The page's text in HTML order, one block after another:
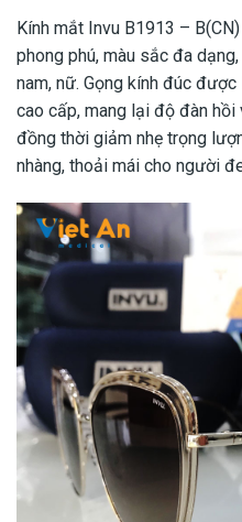
Kính mắt Invu B1913 –
phong phú, màu sắc đa
nam, nữ. Gọng kính đúc
cao cấp, mang lại độ đàn
đồng thời giảm nhẹ trọng
nhàng, thoải mái cho người